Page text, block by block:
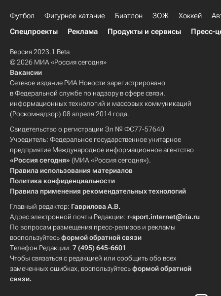
Футбол Фигурное катание Биатлон ЗОЖ Хоккей
Спецпроекты
Реклама Продукты и сервисы Пресс-
Версия 2023.1 Beta
© 2026 МИА «Россия сегодня»
Вакансии
Сетевое издание РИА Новости зарегистрировано
в Федеральной службе по надзору в сфере связи,
информационных технологий и массовых коммуникаций
(Роскомнадзор) 08 апреля 2014 года.
Свидетельство о регистрации Эл № ФС77-57640
Учредитель: Федеральное государственное унитарное
предприятие Международное информационное агентство
«Россия сегодня» (МИА «Россия сегодня»).
Правила использования материалов
Политика конфиденциальности
Правила применения рекомендательных технологий
Главный редактор: Гаврилова А.В.
Адрес электронной почты Редакции: r-sport.internet@ria.ru
По вопросам размещения пресс-релизов и рекламы
воспользуйтесьформой обратной связи
Телефон Редакции: 7 (495) 645-6601
Чтобы связаться с редакцией или сообщить обо всех
замеченных ошибках, воспользуйтесьформой обратной
связи.